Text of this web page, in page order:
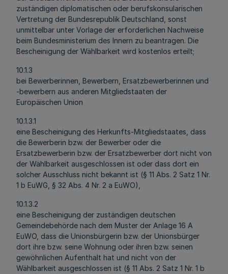
zuständigen diplomatischen oder berufskonsularischen
Vertretung der Bundesrepublik Deutschland, sonst
unmittelbar unter Vorlage der erforderlichen Nachweise
beim Bundesministerium des Innern zu beantragen. Die
Bescheinigung der Wählbarkeit wird kostenlos erteilt;
10.1.3
bei Bewerberinnen, Bewerbern, Ersatzbewerberinnen und
-bewerbern aus anderen Mitgliedstaaten der
Europäischen Union
10.1.3.1
eine Bescheinigung des Herkunfts-Mitgliedstaates, dass
die Bewerberin bzw. der Bewerber oder die
Ersatzbewerberin bzw. der Ersatzbewerber dort nicht von
der Wählbarkeit ausgeschlossen ist oder dass dort ein
solcher Ausschluss nicht bekannt ist (§ 11 Abs. 2 Satz 1 Nr.
1 b EuWG, § 32 Abs. 4 Nr. 2 a EuWO),
10.1.3.2
eine Bescheinigung der zuständigen deutschen
Gemeindebehörde nach dem Muster der Anlage 16 A
EuWO, dass die Unionsbürgerin bzw. der Unionsbürger
dort ihre bzw. seine Wohnung oder ihren bzw. seinen
gewöhnlichen Aufenthalt hat und nicht von der
Wählbarkeit ausgeschlossen ist (§ 11 Abs. 2 Satz 1 Nr. 1 b